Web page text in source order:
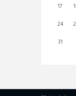
17
24
31